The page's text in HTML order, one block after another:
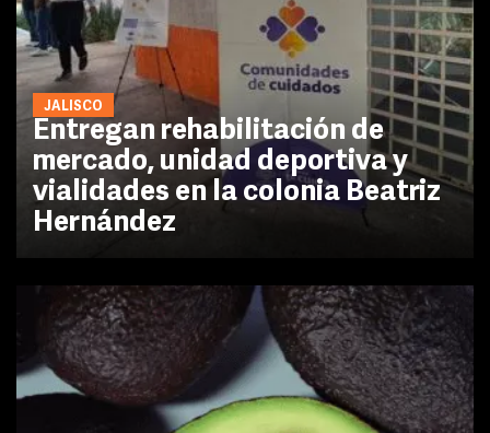
JALISCO
Entregan rehabilitación de
mercado, unidad deportiva y
vialidades en la colonia Beatriz
Hernández